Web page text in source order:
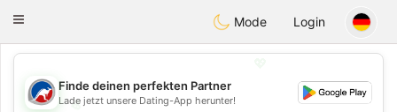
Australia Chat
Toggle
Mode Login
💖
Finde deinen perfekten Partner
Lade jetzt unsere Dating-App herunter!